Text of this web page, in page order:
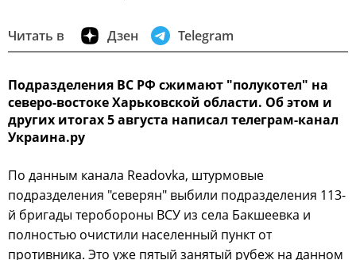
Читать в Дзен Telegram
Подразделения ВС РФ сжимают "полукотел" на
северо-востоке Харьковской области. Об этом и
других итогах 5 августа написал телеграм-канал
Украина.ру
По данным канала Readovka, штурмовые
подразделения "северян" выбили подразделения 113-
й бригады теробороны ВСУ из села Бакшеевка и
полностью очистили населенный пункт от
противника. Это уже пятый занятый рубеж на данном